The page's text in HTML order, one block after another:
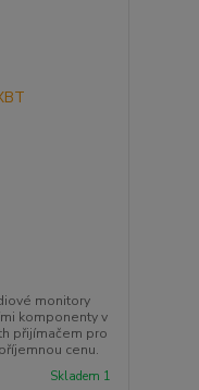
monitory
komponenty v
přijímačem pro
cenu.
Skladem 1